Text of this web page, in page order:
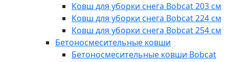
Ковш для уборки снега Bobcat 203 см
Ковш для уборки снега Bobcat 224 см
Ковш для уборки снега Bobcat 254 см
Бетоносмесительные ковши
Бетоносмесительные ковши Bobcat